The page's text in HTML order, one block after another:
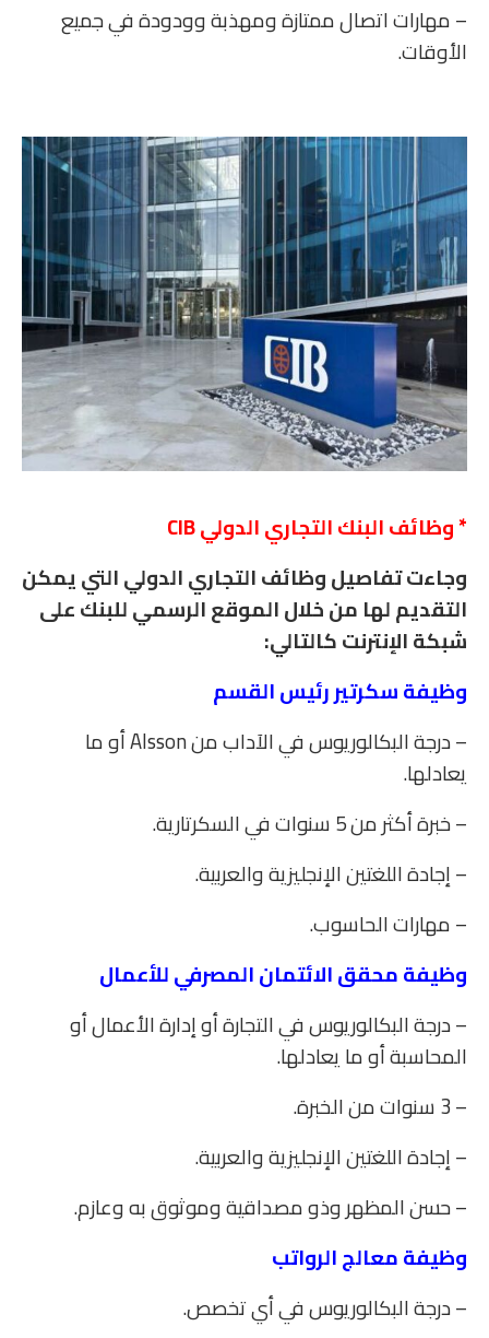
– مهارات اتصال ممتازة ومهذبة وودودة في جميع
الأوقات.
* وظائف البنك التجاري الدولي
وجاءت تفاصيل وظائف التجاري الدولي التي يمكن
التقديم لها من خلال الموقع الرسمي للبنك على
شبكة الإنترنت كالتالي:
وظيفة سكرتير رئيس القسم
– درجة البكالوريوس في الآداب من Alsson أو ما
يعادلها.
– خبرة أكثر من 5 سنوات في السكرتارية.
– إجادة اللغتين الإنجليزية والعربية.
– مهارات الحاسوب.
وظيفة محقق الائتمان المصرفي للأعمال
– درجة البكالوريوس في التجارة أو إدارة الأعمال أو
المحاسبة أو ما يعادلها.
– 3 سنوات من الخبرة.
– إجادة اللغتين الإنجليزية والعربية.
– حسن المظهر وذو مصداقية وموثوق به وعازم.
وظيفة معالج الرواتب
– درجة البكالوريوس في أي تخصص.